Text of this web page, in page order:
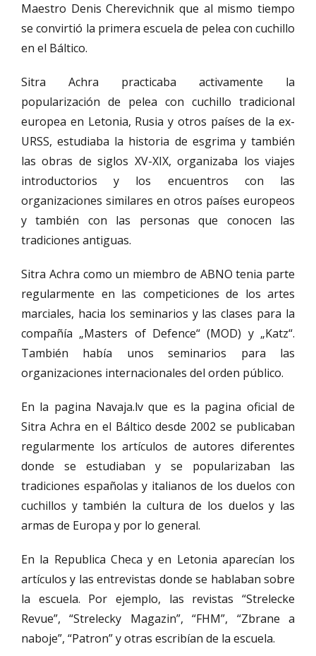
Maestro Denis Cherevichnik que al mismo tiempo
se convirtió la primera escuela de pelea con cuchillo
en el Báltico.
Sitra Achra practicaba activamente la
popularización de pelea con cuchillo tradicional
europea en Letonia, Rusia y otros países de la ex-
URSS, estudiaba la historia de esgrima y también
las obras de siglos XV-XIX, organizaba los viajes
introductorios y los encuentros con las
organizaciones similares en otros países europeos
y también con las personas que conocen las
tradiciones antiguas.
Sitra Achra como un miembro de ABNO tenia parte
regularmente en las competiciones de los artes
marciales, hacia los seminarios y las clases para la
compañía „Masters of Defence“ (MOD) y „Katz“.
También había unos seminarios para las
organizaciones internacionales del orden público.
En la pagina Navaja.lv que es la pagina oficial de
Sitra Achra en el Báltico desde 2002 se publicaban
regularmente los artículos de autores diferentes
donde se estudiaban y se popularizaban las
tradiciones españolas y italianos de los duelos con
cuchillos y también la cultura de los duelos y las
armas de Europa y por lo general.
En la Republica Checa y en Letonia aparecían los
artículos y las entrevistas donde se hablaban sobre
la escuela. Por ejemplo, las revistas “Strelecke
Revue”, “Strelecky Magazin”, “FHM”, “Zbrane a
naboje”, “Patron” y otras escribían de la escuela.